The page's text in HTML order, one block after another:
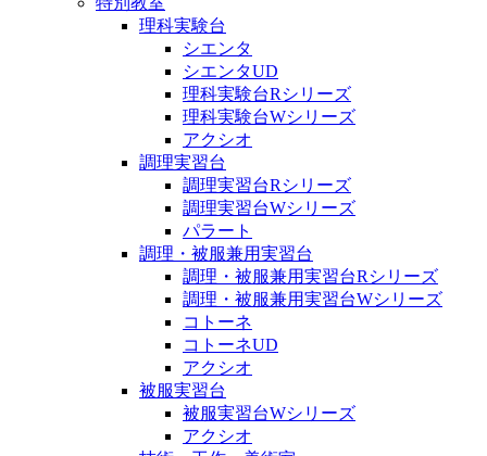
理科実験台
シエンタ
シエンタUD
理科実験台Rシリーズ
理科実験台Wシリーズ
アクシオ
調理実習台
調理実習台Rシリーズ
調理実習台Wシリーズ
パラート
調理・被服兼用実習台
調理・被服兼用実習台Rシリーズ
調理・被服兼用実習台Wシリーズ
コトーネ
コトーネUD
アクシオ
被服実習台
被服実習台Wシリーズ
アクシオ